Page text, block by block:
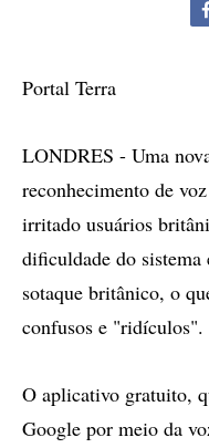
Portal Terra
LONDRES - Uma
reconhecimento de
irritado usuários
dificuldade do
sotaque britânico, o
confusos e "ridículos".
O aplicativo gratuito,
Google por meio da